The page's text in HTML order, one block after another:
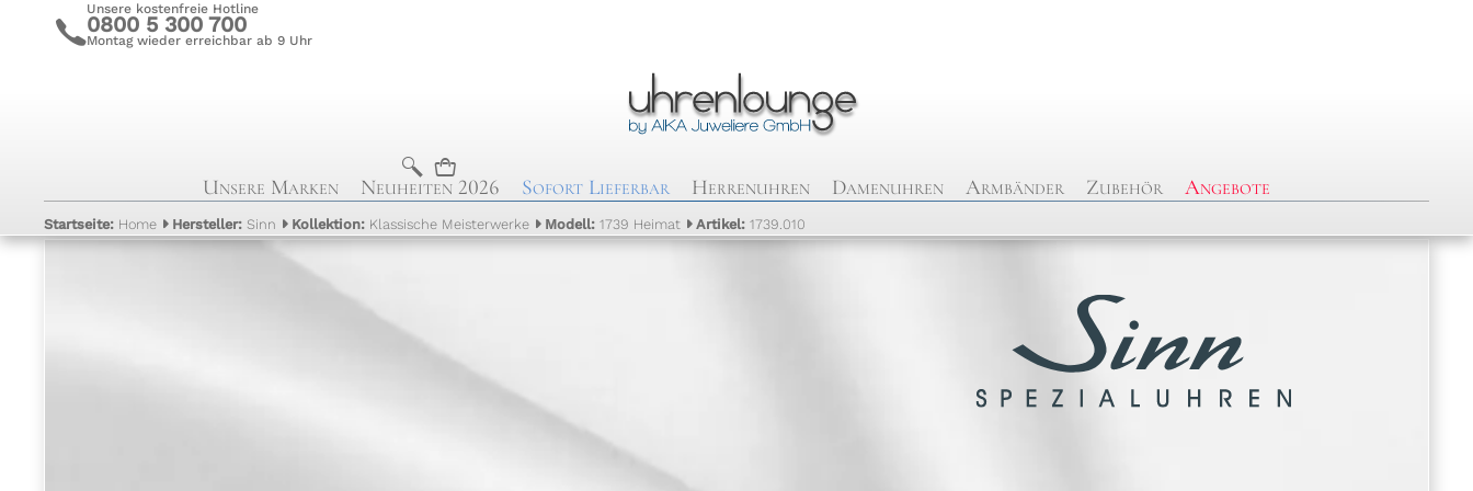
c
Unsere kostenfreie Hotline
0800 5 300 700
Montag wieder erreichbar ab 9 Uhr
b n
Unsere Marken Neuheiten 2026 Sofort Lieferbar Herrenuhren Damenuhren Armbänder Zubehör Angebote
Startseite: Home Hersteller:Sinn Kollektion: Klassische Meisterwerke Modell:1739 Heimat Artikel:1739.010